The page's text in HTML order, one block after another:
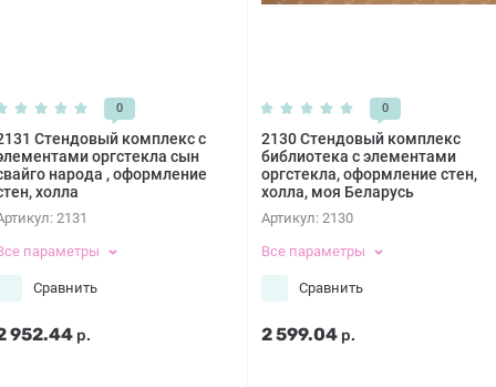
0
Стендовый комплекс с
оргстекла сын
народа , оформление
холла
2131
параметры
Сравнить
952.44 р.
0
2130 Стендовый комплекс
библиотека с элементами
оргстекла, оформление стен,
холла, моя Беларусь
Артикул: 2130
Все параметры
Сравнить
2 599.04 р.